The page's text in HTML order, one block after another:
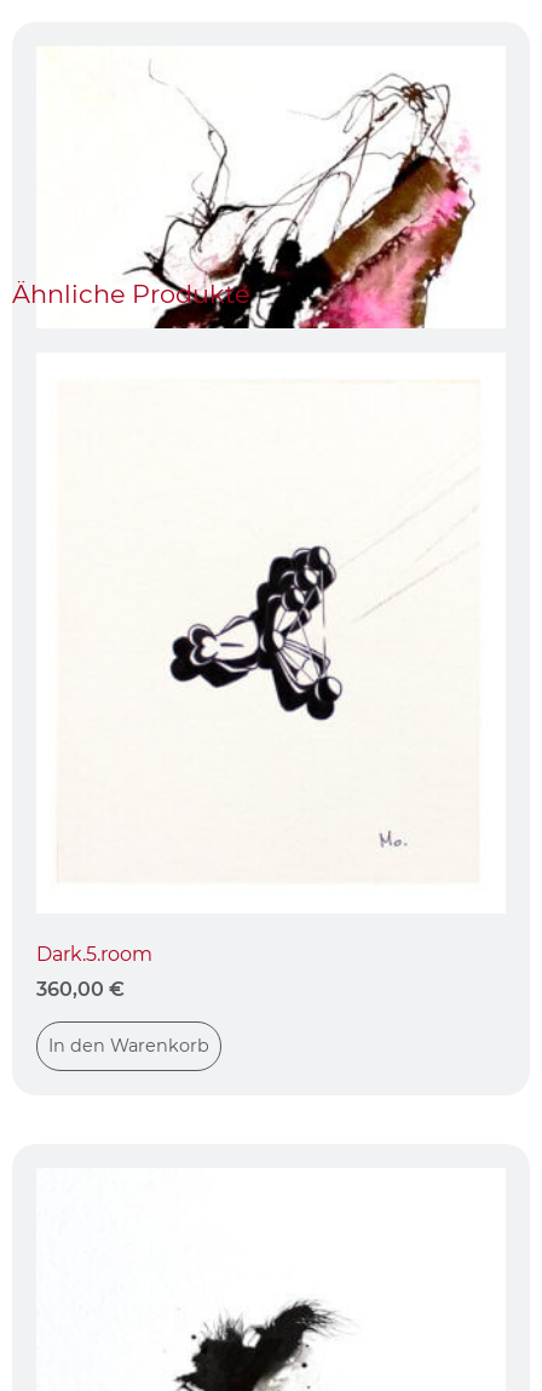
Ähnliche Produkte
Dark.5.room
360,00 €
In den Warenkorb